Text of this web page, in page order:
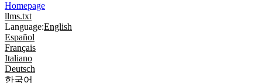
Homepage
llms.txt
Language:English
Español
Français
Italiano
Deutsch
한국어